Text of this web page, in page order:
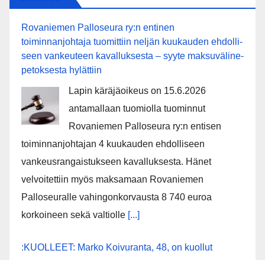
Rovaniemen Palloseura ry:n entinen
toiminnanjohtaja tuo­mit­tiin neljän kuu­kau­den eh­dol­li­
seen van­keu­teen ka­val­luk­ses­ta – syyte mak­su­vä­li­ne­
pe­tok­ses­ta hy­lät­tiin
Lapin käräjäoikeus on 15.6.2026
antamallaan tuomiolla tuominnut
Rovaniemen Palloseura ry:n entisen
toiminnanjohtajan 4 kuukauden ehdolliseen
vankeusrangaistukseen kavalluksesta. Hänet
velvoitettiin myös maksamaan Rovaniemen
Palloseuralle vahingonkorvausta 8 740 euroa
korkoineen sekä valtiolle [...]
:KUOLLEET: Marko Koivuranta, 48, on kuollut